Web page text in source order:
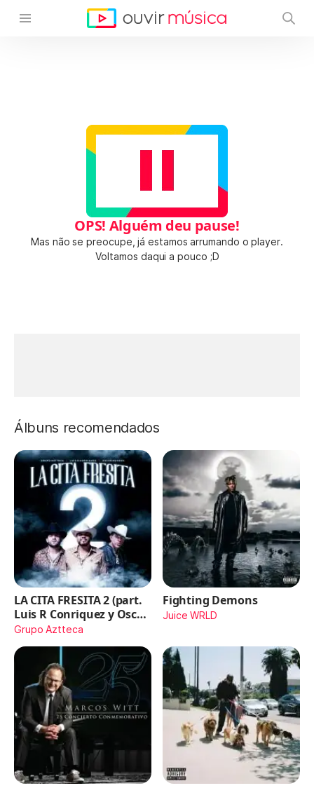
OPS! Alguém deu pause!
Mas não se preocupe, já estamos arrumando o player.
Voltamos daqui a pouco ;D
Álbuns recomendados
LA CITA FRESITA 2 (part.
Luis R Conriquez y Oscar
Maydon)
Grupo Aztteca
Fighting Demons
Juice WRLD